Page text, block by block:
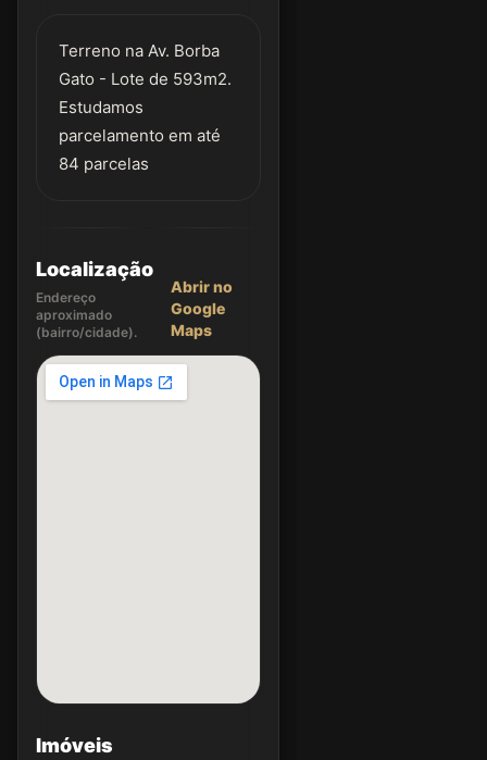
Terreno na Av. Borba
Gato - Lote de 593m2.
Estudamos
parcelamento em até
84 parcelas
Localização
Endereço
aproximado
(bairro/cidade).
Abrir no
Google
Maps
Imóveis